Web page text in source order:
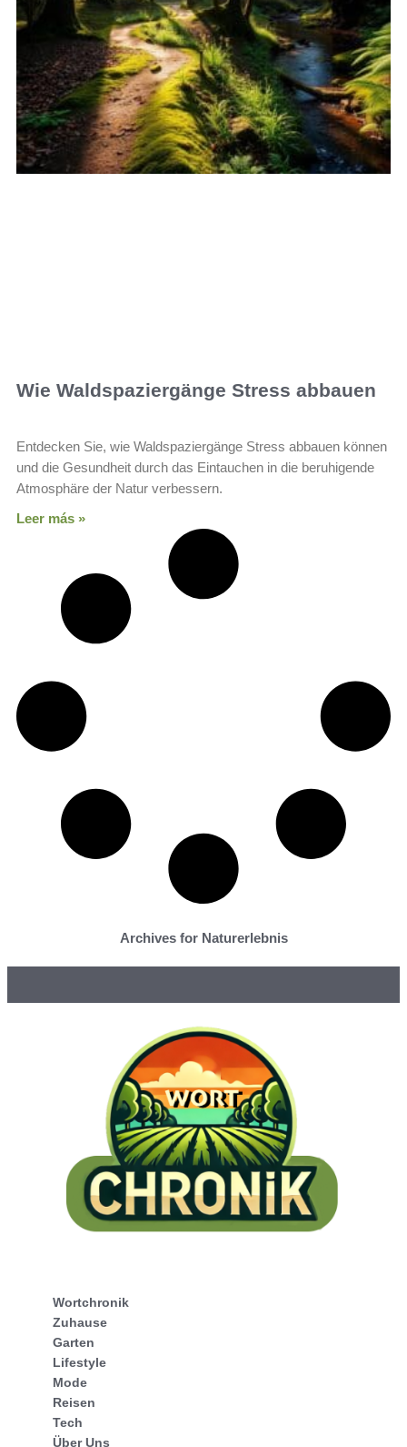
Wie Waldspaziergänge Stress abbauen
Entdecken Sie, wie Waldspaziergänge Stress abbauen können
und die Gesundheit durch das Eintauchen in die beruhigende
Atmosphäre der Natur verbessern.
Leer más »
Archives for Naturerlebnis
Wortchronik
Zuhause
Garten
Lifestyle
Mode
Reisen
Tech
Über Uns